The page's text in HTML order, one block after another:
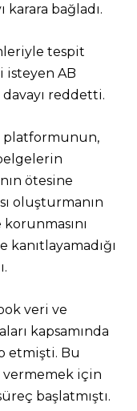
karara bağladı.
tespit
isteyen AB
reddetti.
platformunun,
ötesine
oluşturmanın
kanıtlayamadığı
veri ve
kapsamında
etmişti. Bu
için
başlatmıştı.